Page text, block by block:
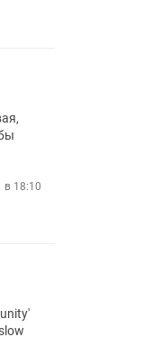
в 18:10